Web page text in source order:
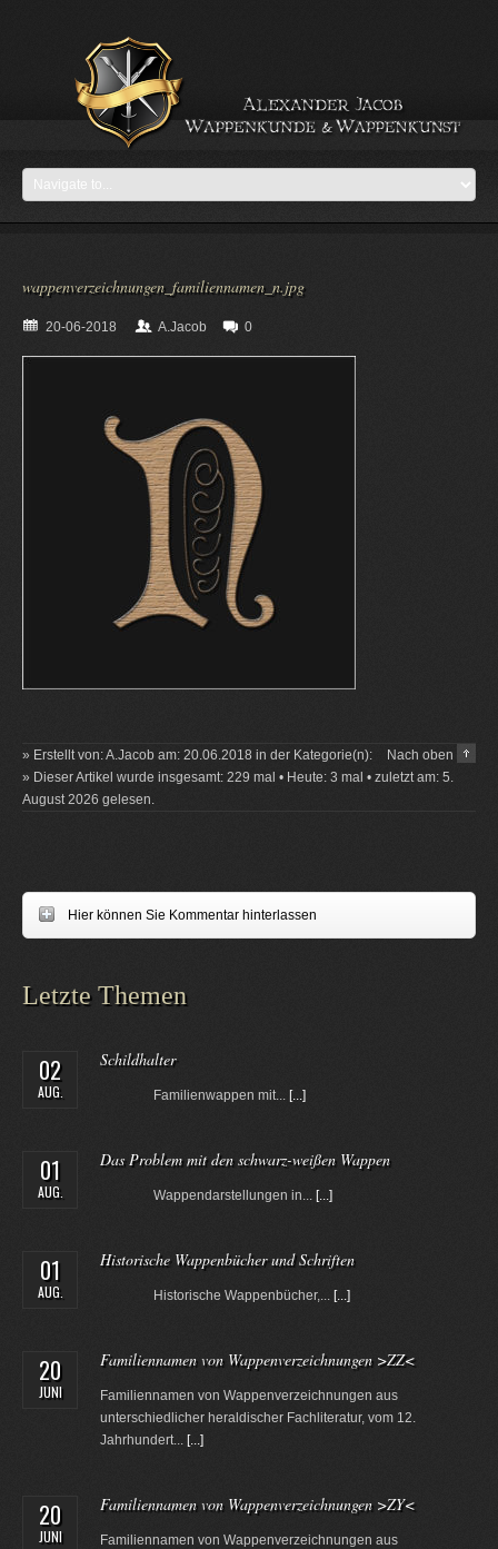
wappenverzeichnungen_familiennamen_n.jpg
20-06-2018 A.Jacob 0
Nach oben
» Erstellt von: A.Jacob am: 20.06.2018 in der Kategorie(n):
» Dieser Artikel wurde insgesamt: 229 mal • Heute: 3 mal • zuletzt am: 5.
August 2026 gelesen.
Hier können Sie Kommentar hinterlassen
Letzte Themen
02
AUG.
Schildhalter
Familienwappen mit... [...]
01
AUG.
Das Problem mit den schwarz-weißen Wappen
Wappendarstellungen in... [...]
01
AUG.
Historische Wappenbücher und Schriften
Historische Wappenbücher,... [...]
20
JUNI
Familiennamen von Wappenverzeichnungen >ZZ<
Familiennamen von Wappenverzeichnungen aus
unterschiedlicher heraldischer Fachliteratur, vom 12.
Jahrhundert... [...]
20
JUNI
Familiennamen von Wappenverzeichnungen >ZY<
Familiennamen von Wappenverzeichnungen aus